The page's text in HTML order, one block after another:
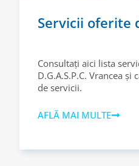
Servicii oferite
Consultați aici lista
D.G.A.S.P.C. Vrancea
de servicii.
AFLĂ MAI MULTE